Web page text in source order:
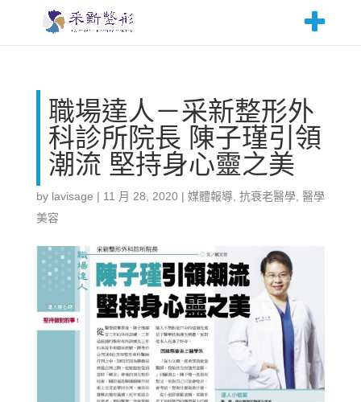
職場達人－采新整形外
科診所院長 陳子瑾引領
潮流 堅持身心靈之美
by lavisage | 11 月 28, 2020| 媒體報導, 抗衰老醫學, 醫學
美容